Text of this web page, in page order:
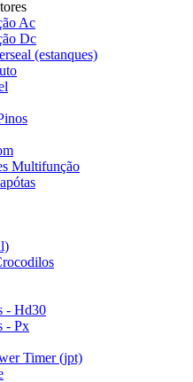
Ac
Dc
(estanques)
Multifunção
- Hd30
- Px
Timer (jpt)